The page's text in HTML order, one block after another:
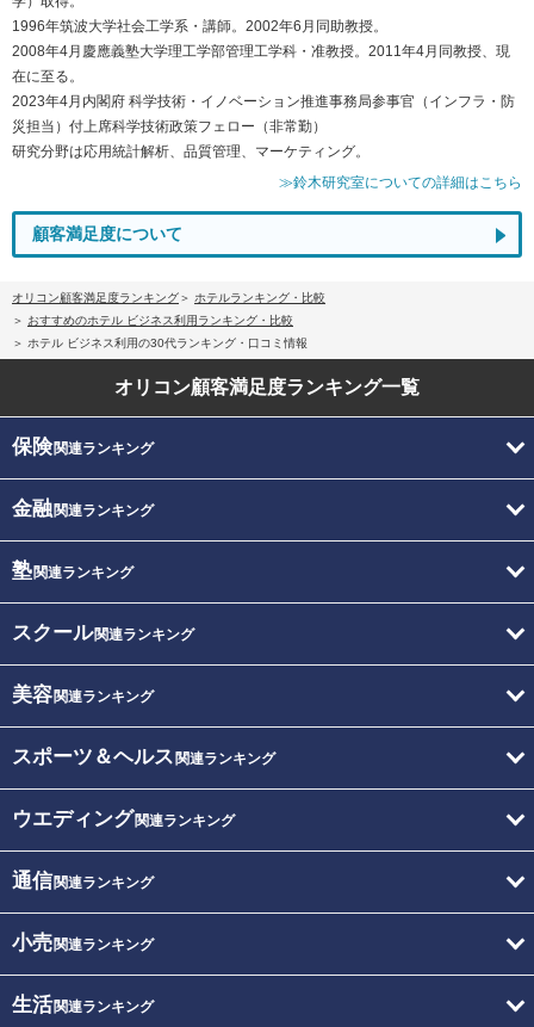
1996年筑波大学社会工学系・講師。2002年6月同助教授。
2008年4月慶應義塾大学理工学部管理工学科・准教授。2011年4月同教授、現
在に至る。
2023年4月内閣府 科学技術・イノベーション推進事務局参事官（インフラ・防
災担当）付上席科学技術政策フェロー（非常勤）
研究分野は応用統計解析、品質管理、マーケティング。
≫鈴木研究室についての詳細はこちら
顧客満足度について
オリコン顧客満足度ランキング
ホテルランキング・比較
おすすめのホテル ビジネス利用ランキング・比較
ホテル ビジネス利用の30代ランキング・口コミ情報
オリコン顧客満足度ランキング一覧
保険関連ランキング
金融関連ランキング
塾関連ランキング
スクール関連ランキング
美容関連ランキング
スポーツ＆ヘルス 関連ランキング
ウエディング関連ランキング
通信関連ランキング
小売関連ランキング
生活関連ランキング